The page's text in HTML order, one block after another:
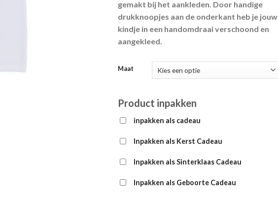
gemakt bij het aankleden. Door handige
drukknoopjes aan de onderkant heb je jouw
kindje in een handomdraai verschoond en
aangekleed.
Maat
Product inpakken
inpakken als cadeau
Inpakken als Kerst Cadeau
Inpakken als Sinterklaas Cadeau
Inpakken als Geboorte Cadeau